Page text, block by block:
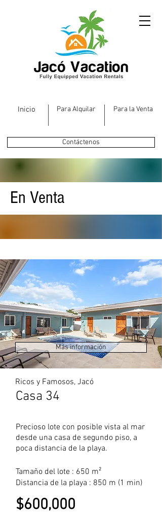
Contáctenos
Inicio Para Alquilar Para la Venta
En Venta
Más información
Ricos y Famosos, Jacó
Casa 34
Precioso lote con posible vista al mar
desde una casa de segundo piso, a
poca distancia de la playa.
Tamaño del lote : 650 m²
Distancia de la playa : 850 m (1 min)
$600,000